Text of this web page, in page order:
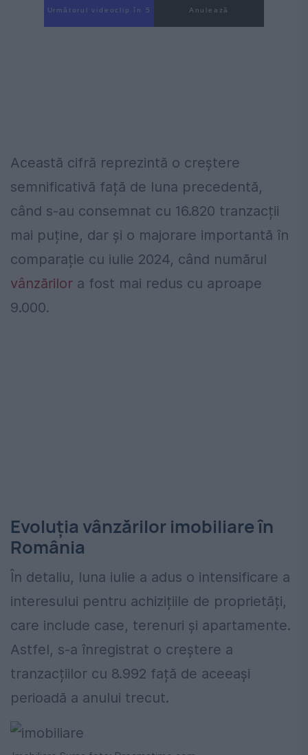
Următorul videoclip în 4 Anulează
Această cifră reprezintă o creștere
semnificativă față de luna precedentă,
când s-au consemnat cu 16.820 tranzacții
mai puține, dar și o majorare importantă în
comparație cu iulie 2024, când numărul
vânzărilor a fost mai redus cu aproape
9.000.
Evoluția vânzărilor imobiliare în
România
În detaliu, luna iulie a adus o intensificare a
interesului pentru achizițiile de proprietăți,
care include case, terenuri și apartamente.
Astfel, s-a înregistrat o creștere a
tranzacțiilor cu 8.992 față de aceeași
perioadă a anului trecut.